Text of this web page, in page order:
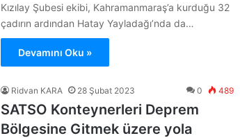
Kızılay Şubesi ekibi, Kahramanmaraş’a kurduğu 32
çadırın ardından Hatay Yayladağı’nda da…
Devamını Oku »
Ridvan KARA 28 Şubat 2023 0 489
SATSO Konteynerleri Deprem
Bölgesine Gitmek üzere yola